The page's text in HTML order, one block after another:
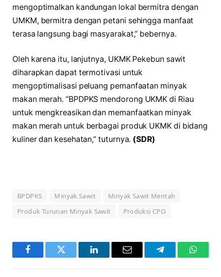
mengoptimalkan kandungan lokal bermitra dengan
UMKM, bermitra dengan petani sehingga manfaat
terasa langsung bagi masyarakat,” bebernya.
Oleh karena itu, lanjutnya, UKMK Pekebun sawit
diharapkan dapat termotivasi untuk
mengoptimalisasi peluang pemanfaatan minyak
makan merah. “BPDPKS mendorong UKMK di Riau
untuk mengkreasikan dan memanfaatkan minyak
makan merah untuk berbagai produk UKMK di bidang
kuliner dan kesehatan,” tuturnya. (SDR)
BPDPKS Minyak Sawit
Minyak Sawit Mentah
Produk Turunan Minyak Sawit
Produksi CPO
FacebookTwitter LinkedInEmail Telegram